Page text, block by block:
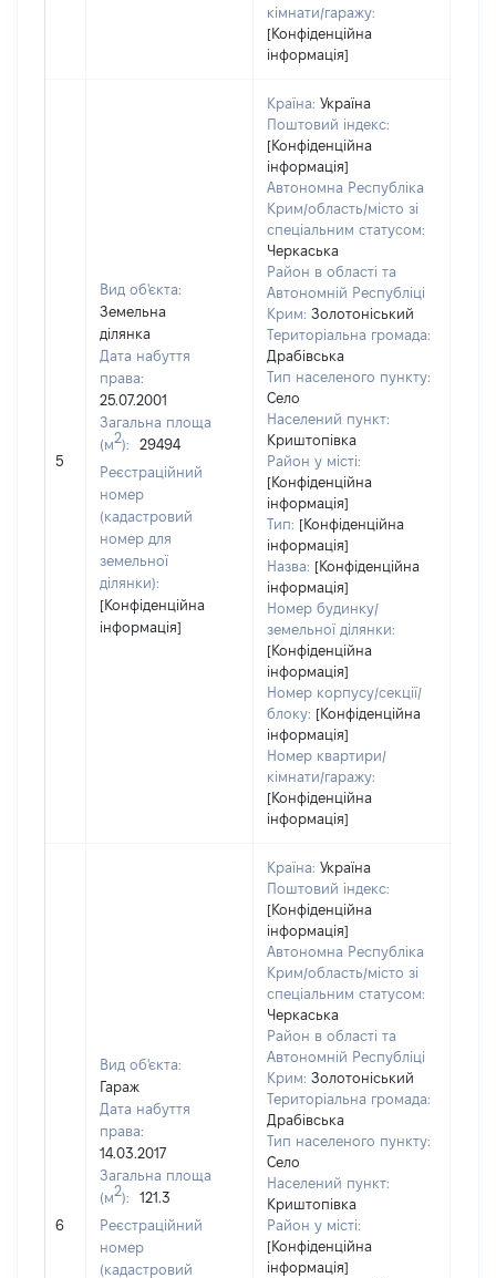
кімнати/гаражу:
[Конфіденційна
інформація]
5
Вид об'єкта:
Земельна
ділянка
Дата набуття
права:
25.07.2001
Загальна площа
(м2):
29494
Реєстраційний
номер
(кадастровий
номер для
земельної
ділянки):
[Конфіденційна
інформація]
Країна: Україна
Поштовий індекс:
[Конфіденційна
інформація]
Автономна Республіка
Крим/область/місто зі
спеціальним статусом:
Черкаська
Район в області та
Автономній Республіці
Крим: Золотоніський
Територіальна громада:
Драбівська
Тип населеного пункту:
Село
Населений пункт:
Криштопівка
Район у місті:
[Конфіденційна
інформація]
Тип: [Конфіденційна
інформація]
Назва: [Конфіденційна
інформація]
Номер будинку/
земельної ділянки:
[Конфіденційна
інформація]
Номер корпусу/секції/
блоку: [Конфіденційна
інформація]
Номер квартири/
кімнати/гаражу:
[Конфіденційна
інформація]
6
Вид об'єкта:
Гараж
Дата набуття
права:
14.03.2017
Загальна площа
(м2):
121.3
Реєстраційний
номер
(кадастровий
Країна: Україна
Поштовий індекс:
[Конфіденційна
інформація]
Автономна Республіка
Крим/область/місто зі
спеціальним статусом:
Черкаська
Район в області та
Автономній Республіці
Крим: Золотоніський
Територіальна громада:
Драбівська
Тип населеного пункту:
Село
Населений пункт:
Криштопівка
Район у місті:
[Конфіденційна
інформація]